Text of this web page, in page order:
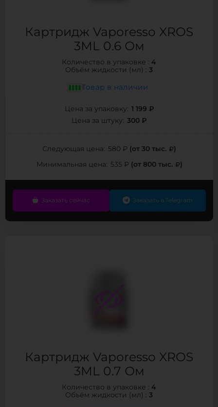
Картридж Vaporesso XROS
3ML 0.6 Ом
Количество в упаковке : 4
Объём жидкости (мл) : 3
Товар в наличии
Цена за упаковку: 1 199 ₽
Цена за штуку: 300 ₽
Следующая цена: 580 ₽ (от 30 тыс. )
Минимальная цена: 535 ₽ (от 800 тыс. )
Заказать сейчас Заказать в Telegram
Картридж Vaporesso XROS
3ML 0.7 Ом
Количество в упаковке : 4
Объём жидкости (мл) : 3